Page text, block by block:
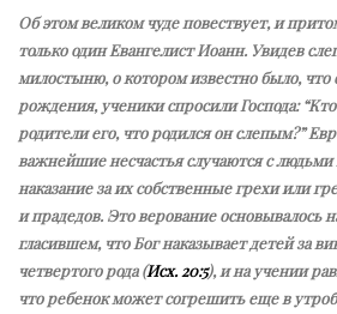
Об этом великом чуде повествует, и
только один Евангелист Иоанн. Увидев
милостыню, о котором известно было, что
рождения, ученики спросили Господа:
родители его, что родился он слепым?”
важнейшие несчастья случаются с людьми
наказание за их собственные грехи или
и прадедов. Это верование основывалось
гласившем, что Бог наказывает детей за
четвертого рода (Исх. 20:5), и на учении
что ребенок может согрешить еще в